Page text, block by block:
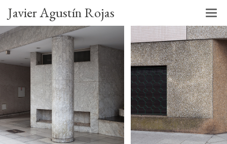
Javier Agustín Rojas